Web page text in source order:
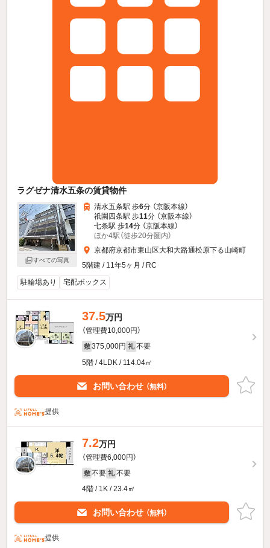
ラグゼナ清水五条の賃貸物件
すべての写真
清水五条駅 歩6分 （京阪本線）
祇園四条駅 歩11分 （京阪本線）
七条駅 歩14分 （京阪本線）
ほか4駅（徒歩20分圏内）
京都府京都市東山区大和大路通松原下る山崎町
5階建 / 11年5ヶ月 / RC
駐輪場あり
宅配ボックス
37.5万円
（管理費10,000円）
敷 375,000円 礼 不要
5階 / 4LDK / 114.04㎡
お問い合わせ （無料）
提供
7.2万円
（管理費6,000円）
敷 不要 礼 不要
4階 / 1K / 23.4㎡
お問い合わせ （無料）
提供